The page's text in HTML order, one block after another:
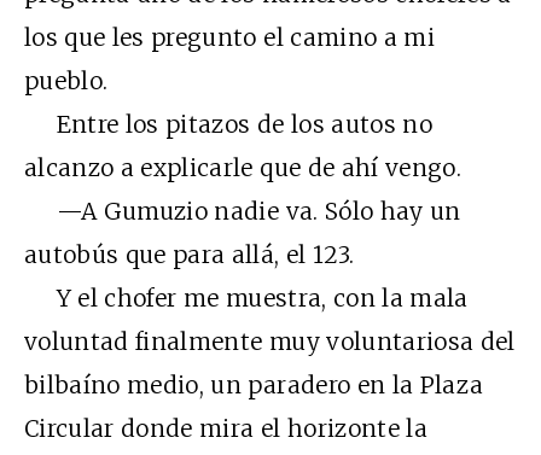
los que les pregunto el camino a mi
pueblo.
Entre los pitazos de los autos no
alcanzo a explicarle que de ahí vengo.
—A Gumuzio nadie va. Sólo hay un
autobús que para allá, el 123.
Y el chofer me muestra, con la mala
voluntad finalmente muy voluntariosa del
bilbaíno medio, un paradero en la Plaza
Circular donde mira el horizonte la